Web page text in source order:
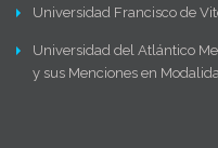
Universidad Francisco de
Universidad del Atlántico
y sus Menciones en